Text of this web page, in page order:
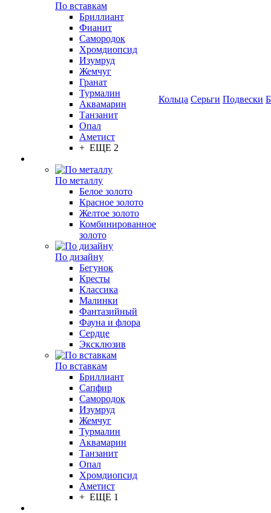
По вставкам
Бриллиант
Фианит
Самородок
Хромдиопсид
Изумруд
Жемчуг
Гранат
Турмалин
Аквамарин
Танзанит
Опал
Аметист
+ ЕЩЕ 2
По металлу
Белое золото
Красное золото
Желтое золото
Комбинированное
золото
По дизайну
Бегунок
Кресты
Классика
Малинки
Фантазийный
Фауна и флора
Сердце
Эксклюзив
По вставкам
Бриллиант
Сапфир
Самородок
Изумруд
Жемчуг
Турмалин
Аквамарин
Танзанит
Опал
Хромдиопсид
Аметист
+ ЕЩЕ 1
Кольца Серьги Подвески